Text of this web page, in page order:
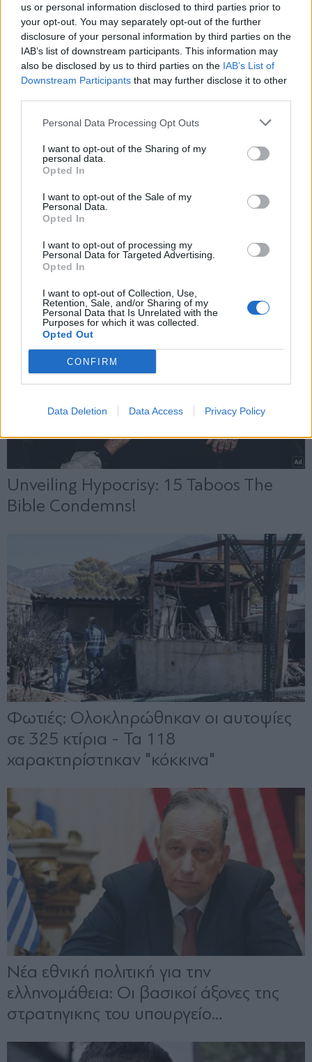
us or personal information disclosed to third parties prior to
your opt-out. You may separately opt-out of the further
disclosure of your personal information by third parties on the
IAB’s list of downstream participants. This information may
also be disclosed by us to third parties on the IAB’s List of
Downstream Participants that may further disclose it to other
Personal Data Processing Opt Outs
I want to opt-out of the Sharing of my
personal data.
Opted In
I want to opt-out of the Sale of my
Personal Data.
Opted In
I want to opt-out of processing my
Personal Data for Targeted Advertising.
Opted In
I want to opt-out of Collection, Use,
Retention, Sale, and/or Sharing of my
Personal Data that Is Unrelated with the
Purposes for which it was collected.
Opted Out
CONFIRM
Data Deletion Data Access Privacy Policy
Συνέδριο ΝΔ - Γιάννης Πλακιωτάκης: Θα
σταθούμε αντάξιοι των προσδοκιών
Εγγραφή στο newsletter
Αποδέχομαι τους
και την πολιτική απορρήτου
X